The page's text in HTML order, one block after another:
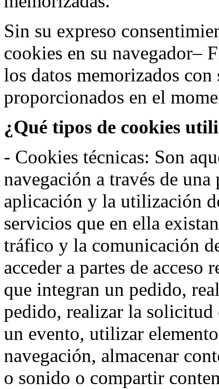
Sin su expreso
cookies en su navegador–
los datos memorizados con
proporcionados en el
¿Qué tipos de cookies
- Cookies técnicas: Son
navegación a través de
aplicación y la utilización
servicios que en ella
tráfico y la comunicación
acceder a partes de
que integran un pedido,
pedido, realizar la
un evento, utilizar
navegación, almacenar
o sonido o compartir